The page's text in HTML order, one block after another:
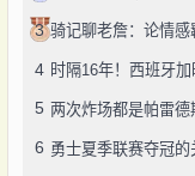
3 骑记聊老詹：论情
4 时隔16年！西班牙
5
6